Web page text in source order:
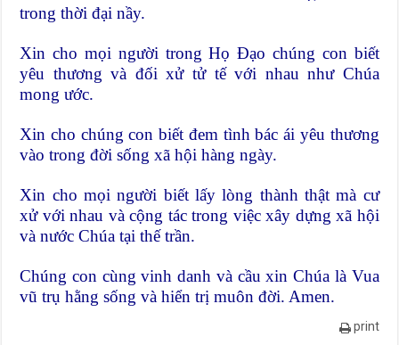
trong thời đại nầy.
Xin cho mọi người trong Họ Đạo chúng con biết
yêu thương và đối xử tử tế với nhau như Chúa
mong ước.
Xin cho chúng con biết đem tình bác ái yêu thương
vào trong đời sống xã hội hàng ngày.
Xin cho mọi người biết lấy lòng thành thật mà cư
xử với nhau và cộng tác trong việc xây dựng xã hội
và nước Chúa tại thế trần.
Chúng con cùng vinh danh và cầu xin Chúa là Vua
vũ trụ hằng sống và hiển trị muôn đời. Amen.
print